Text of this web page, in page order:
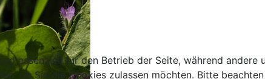
essenziell für den Betrieb der Seite, während
ob Sie die Cookies zulassen möchten. Bitte